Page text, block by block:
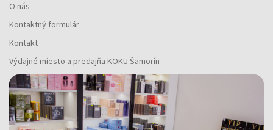
O nás
Kontaktný formulár
Kontakt
Výdajné miesto a predajňa KOKU Šamorín